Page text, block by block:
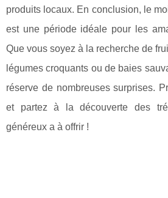
produits locaux. En conclusion, le
est une période idéale pour les
Que vous soyez à la recherche de
légumes croquants ou de baies
réserve de nombreuses surprises.
et partez à la découverte des
généreux a à offrir !